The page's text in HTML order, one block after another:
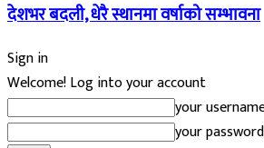
देशभर बदली, धेरै स्थानमा वर्षाको सम्भावना
Sign in
Welcome! Log into your account
your
your password